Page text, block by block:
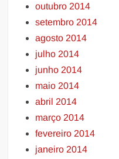
outubro 2014
setembro 2014
agosto 2014
julho 2014
junho 2014
maio 2014
abril 2014
março 2014
fevereiro 2014
janeiro 2014